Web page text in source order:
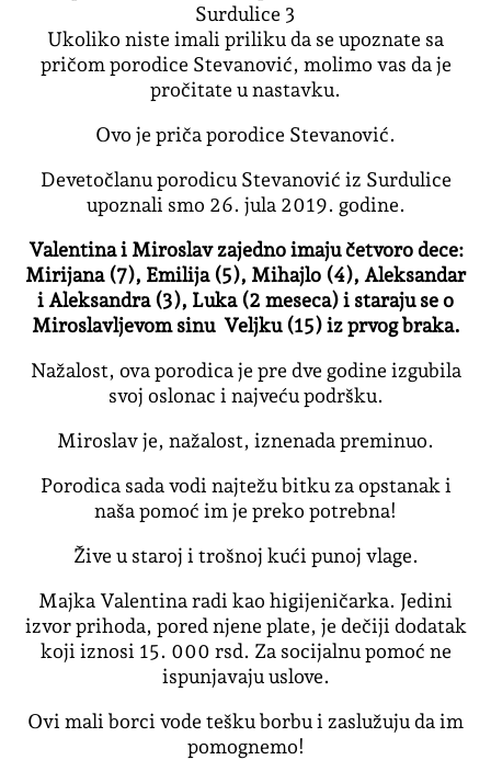
Ukoliko niste imali priliku da se upoznate sa
pričom porodice Stevanović, molimo vas da je
pročitate u nastavku.
Ovo je priča porodice Stevanović.
Devetočlanu porodicu Stevanović iz Surdulice
upoznali smo 26. jula 2019. godine.
Valentina i Miroslav zajedno imaju četvoro dece:
Mirijana (7), Emilija (5), Mihajlo (4), Aleksandar
i Aleksandra (3), Luka (2 meseca) i staraju se o
Miroslavljevom sinu Veljku (15) iz prvog braka.
Nažalost, ova porodica je pre dve godine izgubila
svoj oslonac i najveću podršku.
Miroslav je, nažalost, iznenada preminuo.
Porodica sada vodi najtežu bitku za opstanak i
naša pomoć im je preko potrebna!
Žive u staroj i trošnoj kući punoj vlage.
Majka Valentina radi kao higijeničarka. Jedini
izvor prihoda, pored njene plate, je dečiji dodatak
koji iznosi 15. 000 rsd. Za socijalnu pomoć ne
ispunjavaju uslove.
Ovi mali borci vode tešku borbu i zaslužuju da im
pomognemo!